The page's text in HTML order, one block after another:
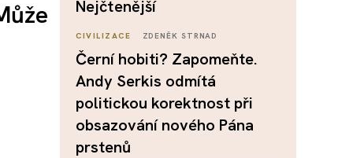
nejčtenější
CIVILIZACE ZDENĚK STRNAD
Černí hobiti? Zapomeňte.
Andy Serkis odmítá
politickou korektnost při
obsazování nového Pána
prstenů